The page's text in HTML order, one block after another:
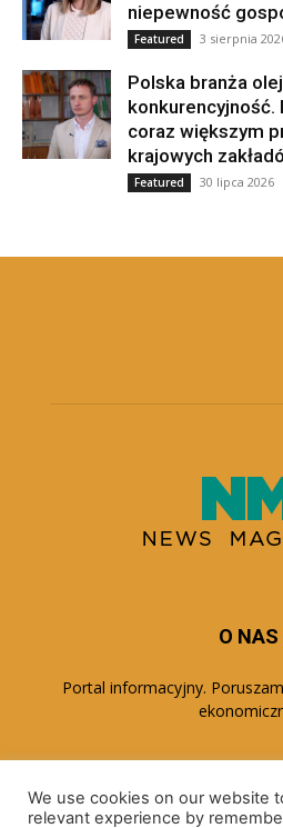
niepewność
Featured 3 sierpnia
Polska branża
konkurencyjność.
coraz większym
krajowych
Featured 30 lipca 2026
O NAS
Portal informacyjny.
PODĄŻAJ
We use cookies on our website
relevant experience by